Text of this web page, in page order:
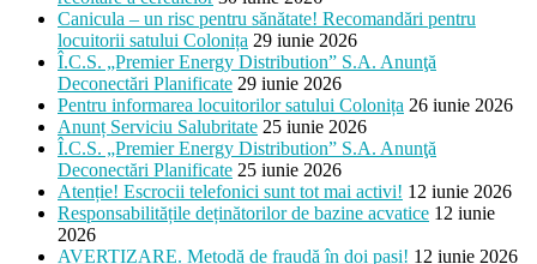
Canicula – un risc pentru sănătate! Recomandări pentru
locuitorii satului Colonița 29 iunie 2026
Î.C.S. „Premier Energy Distribution” S.A. Anunţă
Deconectări Planificate 29 iunie 2026
Pentru informarea locuitorilor satului Colonița 26 iunie 2026
Anunț Serviciu Salubritate 25 iunie 2026
Î.C.S. „Premier Energy Distribution” S.A. Anunţă
Deconectări Planificate 25 iunie 2026
Atenție! Escrocii telefonici sunt tot mai activi! 12 iunie 2026
Responsabilitățile deținătorilor de bazine acvatice 12 iunie
2026
AVERTIZARE. Metodă de fraudă în doi pași! 12 iunie 2026